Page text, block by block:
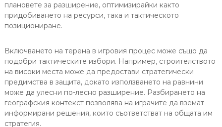
плановете за разширение, оптимизирайки както
придобиването на ресурси, така и тактическото
позициониране.
Включването на терена в игровия процес може също да
подобри тактическите избори. Например, строителството
на високи места може да предостави стратегически
предимства в защита, докато използването на равнини
може да улесни по-лесно разширение. Разбирането на
географския контекст позволява на играчите да вземат
информирани решения, които съответстват на общата им
стратегия.